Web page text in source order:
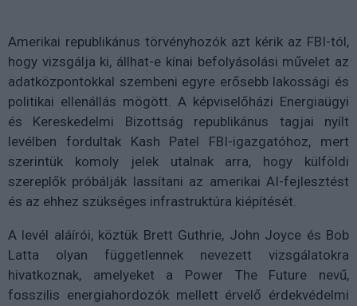
Amerikai republikánus törvényhozók azt kérik az FBI-tól,
hogy vizsgálja ki, állhat-e kínai befolyásolási művelet az
adatközpontokkal szembeni egyre erősebb lakossági és
politikai ellenállás mögött. A képviselőházi Energiaügyi
és Kereskedelmi Bizottság republikánus tagjai nyílt
levélben fordultak Kash Patel FBI-igazgatóhoz, mert
szerintük komoly jelek utalnak arra, hogy külföldi
szereplők próbálják lassítani az amerikai AI-fejlesztést
és az ehhez szükséges infrastruktúra kiépítését.
A levél aláírói, köztük Brett Guthrie, John Joyce és Bob
Latta olyan függetlennek nevezett vizsgálatokra
hivatkoznak, amelyeket a Power The Future nevű,
fosszilis energiahordozók mellett érvelő érdekvédelmi